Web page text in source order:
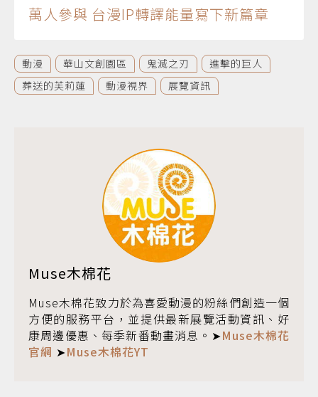
萬人參與 台漫IP轉譯能量寫下新篇章
動漫 華山文創園區 鬼滅之刃
進擊的巨人
葬送的芙莉蓮
動漫視界 展覽資訊
Muse木棉花
Muse木棉花致力於為喜愛動漫的粉絲們創造一個
方便的服務平台，並提供最新展覽活動資訊、好
康周邊優惠、每季新番動畫消息。➤Muse木棉花
官網 ➤Muse木棉花YT